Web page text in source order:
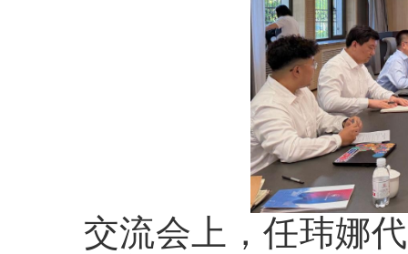
交流会上，任玮娜